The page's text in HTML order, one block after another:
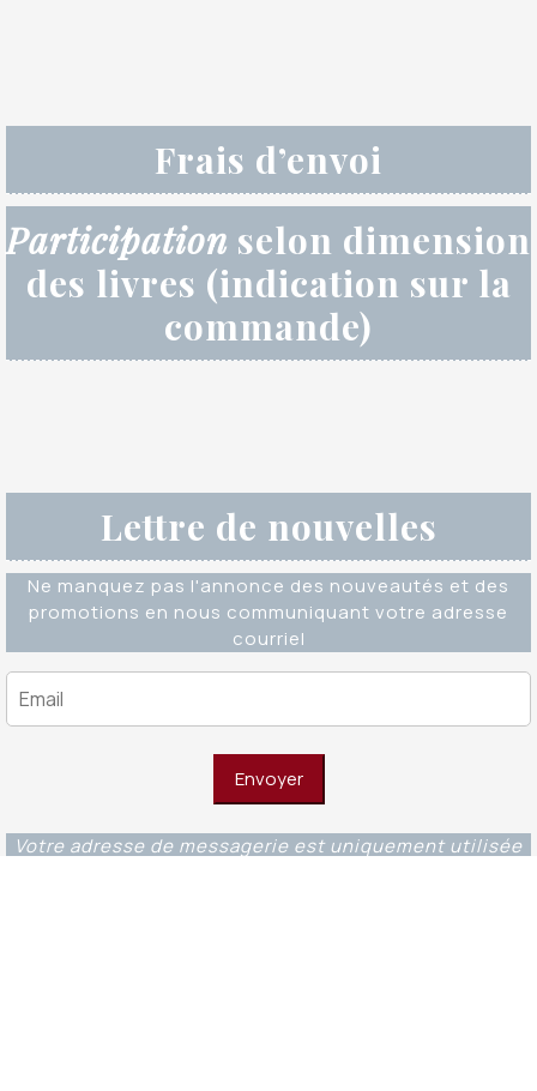
Frais d’envoi
Participation selon dimension
des livres (indication sur la
commande)
Lettre de nouvelles
Ne manquez pas l'annonce des nouveautés et des
promotions en nous communiquant votre adresse
courriel
Votre adresse de messagerie est uniquement utilisée